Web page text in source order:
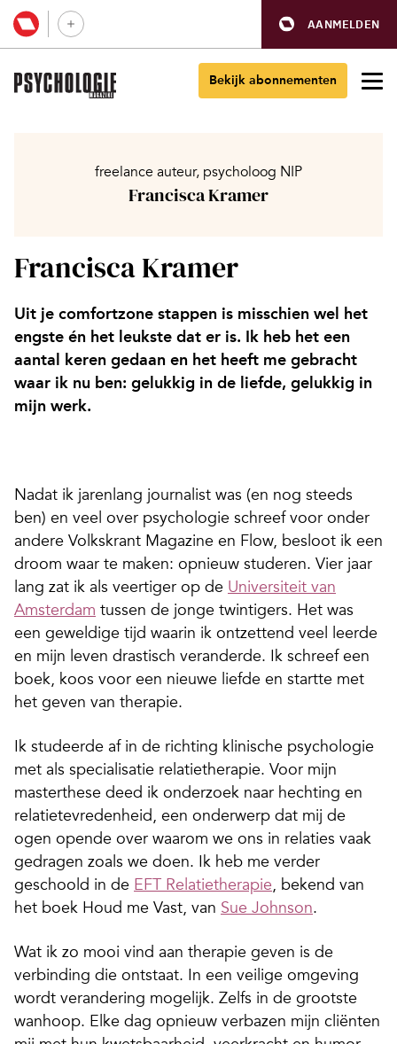
AANMELDEN
Bekijk abonnementen
freelance auteur, psycholoog NIP
Francisca Kramer
Francisca Kramer
Uit je comfortzone stappen is misschien wel het
engste én het leukste dat er is. Ik heb het een
aantal keren gedaan en het heeft me gebracht
waar ik nu ben: gelukkig in de liefde, gelukkig in
mijn werk.
Nadat ik jarenlang journalist was (en nog steeds
ben) en veel over psychologie schreef voor onder
andere Volkskrant Magazine en Flow, besloot ik een
droom waar te maken: opnieuw studeren. Vier jaar
lang zat ik als veertiger op de Universiteit van
Amsterdam tussen de jonge twintigers. Het was
een geweldige tijd waarin ik ontzettend veel leerde
en mijn leven drastisch veranderde. Ik schreef een
boek, koos voor een nieuwe liefde en startte met
het geven van therapie.
Ik studeerde af in de richting klinische psychologie
met als specialisatie relatietherapie. Voor mijn
masterthese deed ik onderzoek naar hechting en
relatietevredenheid, een onderwerp dat mij de
ogen opende over waarom we ons in relaties vaak
gedragen zoals we doen. Ik heb me verder
geschoold in de EFT Relatietherapie, bekend van
het boek Houd me Vast, van Sue Johnson.
Wat ik zo mooi vind aan therapie geven is de
verbinding die ontstaat. In een veilige omgeving
wordt verandering mogelijk. Zelfs in de grootste
wanhoop. Elke dag opnieuw verbazen mijn cliënten